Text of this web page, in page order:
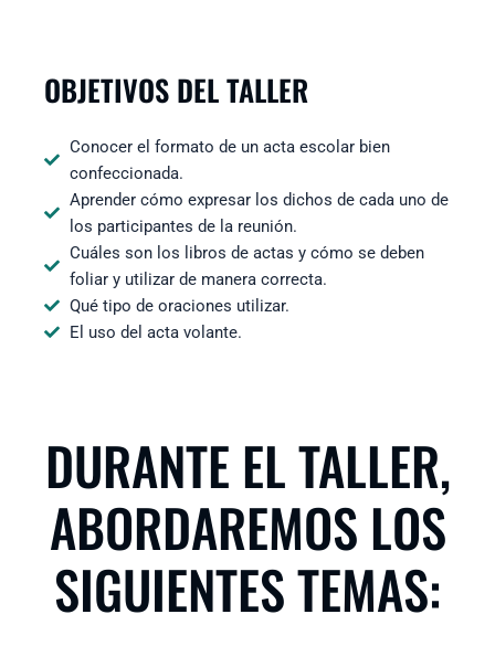
OBJETIVOS DEL TALLER
Conocer el formato de un acta escolar bien
confeccionada.
Aprender cómo expresar los dichos de cada uno de
los participantes de la reunión.
Cuáles son los libros de actas y cómo se deben
foliar y utilizar de manera correcta.
Qué tipo de oraciones utilizar.
El uso del acta volante.
DURANTE EL TALLER,
ABORDAREMOS LOS
SIGUIENTES TEMAS: